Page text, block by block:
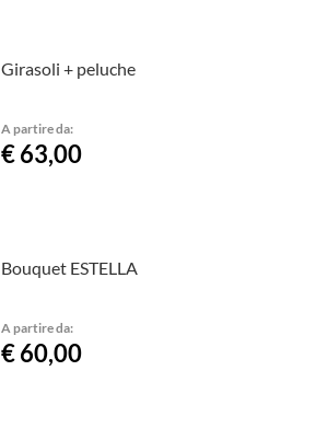
Girasoli + peluche
A partire da:
€ 63,00
Bouquet ESTELLA
A partire da:
€ 60,00